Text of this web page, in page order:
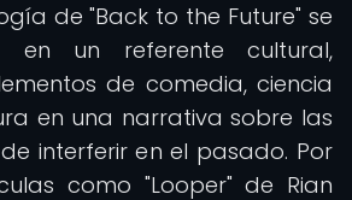
de "Back to the Future" se
en un referente cultural,
de comedia, ciencia
en una narrativa sobre las
interferir en el pasado. Por
como "Looper" de Rian